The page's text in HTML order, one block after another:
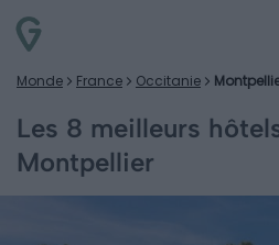
Monde France Occitanie
Les 8 meilleurs
Montpellier